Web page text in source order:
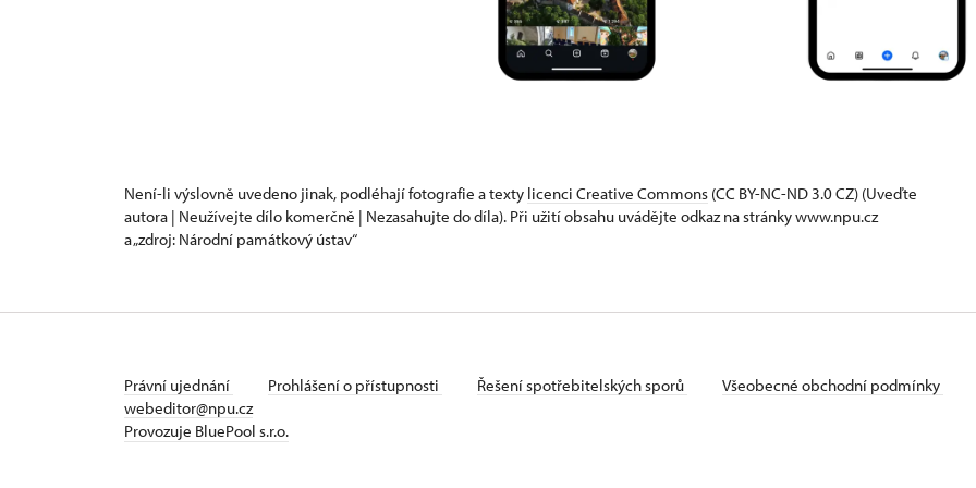
Není-li výslovně uvedeno jinak, podléhají fotografie a texty licenci Creative Commons (CC BY-NC-ND 3.0 CZ) (Uveďte
autora | Neužívejte dílo komerčně | Nezasahujte do díla). Při užití obsahu uvádějte odkaz na stránky www.npu.cz
a „zdroj: Národní památkový ústav“
Právní ujednání Prohlášení o přístupnosti Řešení spotřebitelských sporů Všeobecné obchodní podmínky
webeditor@npu.cz
Provozuje BluePool s.r.o.